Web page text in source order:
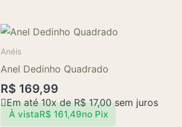
na
Anéis
Anel Dedinho Quadrado
R$ 169,99
Em até 10x deR$17,00sem juros
À vistaR$ 161,49no Pix